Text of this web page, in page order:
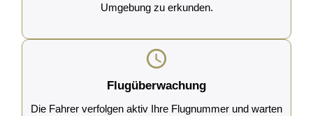
Umgebung zu erkunden.
Flugüberwachung
Die Fahrer verfolgen aktiv Ihre Flugnummer und warten